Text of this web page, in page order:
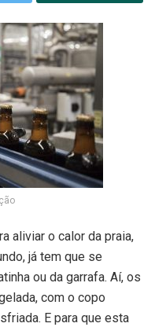
aliviar o calor da praia,
já tem que se
ou da garrafa. Aí, os
com o copo
E para que esta